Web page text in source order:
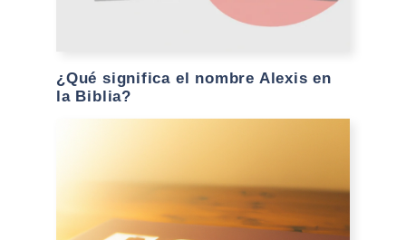
¿Qué significa el nombre Alexis en
la Biblia?